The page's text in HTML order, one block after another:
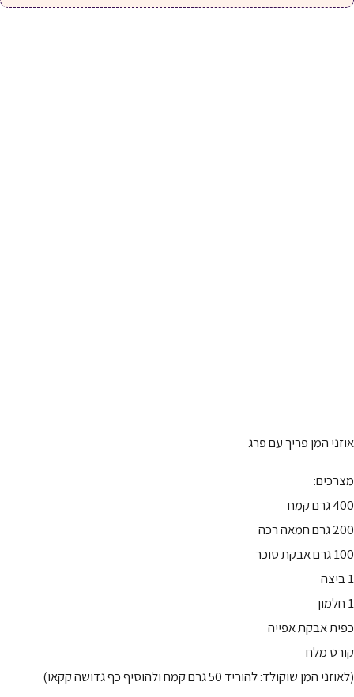
אוזני המן פריך עם פרג
מצרכים:
400 גרם קמח
200 גרם חמאה רכה
100 גרם אבקת סוכר
1 ביצה
1 חלמון
כפית אבקת אפייה
קורט מלח
(לאוזני המן שוקולד: להוריד 50 גרם קמח ולהוסיף כף גדושה קקאו)